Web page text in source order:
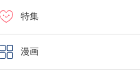
特集
漫画